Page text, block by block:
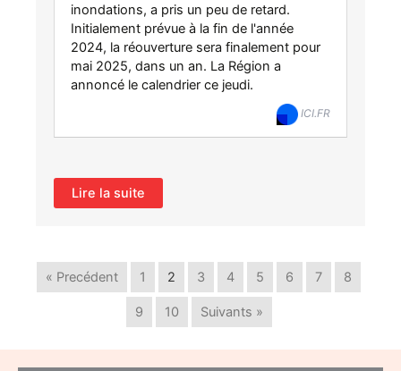
inondations, a pris un peu de retard.
Initialement prévue à la fin de l'année
2024, la réouverture sera finalement pour
mai 2025, dans un an. La Région a
annoncé le calendrier ce jeudi.
ICI.FR
Lire la suite
« Precédent 1 2 3 4 5 6 7 8
9 10 Suivants »